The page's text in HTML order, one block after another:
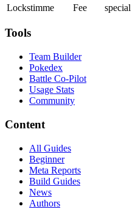
Lockstimme
Fee special
Tools
Team Builder
Pokedex
Battle Co-Pilot
Usage Stats
Community
Content
All Guides
Beginner
Meta Reports
Build Guides
News
Authors